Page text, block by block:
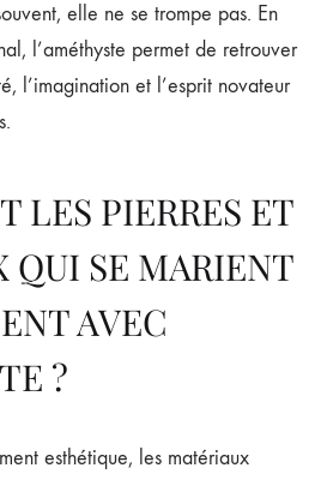
elle ne se trompe pas. En
l’améthyste permet de retrouver
l’imagination et l’esprit novateur
LES PIERRES ET
QUI SE MARIENT
AVEC
?
esthétique, les matériaux